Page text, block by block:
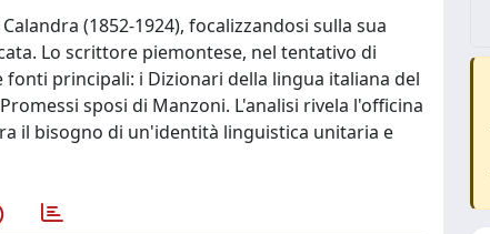
(1852-1924), focalizzandosi sulla sua
Lo scrittore piemontese, nel tentativo di
principali: i Dizionari della lingua italiana del
sposi di Manzoni. L'analisi rivela l'officina
il bisogno di un'identità linguistica unitaria e